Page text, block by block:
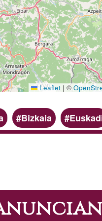
Leaflet | ©
Bizkaia